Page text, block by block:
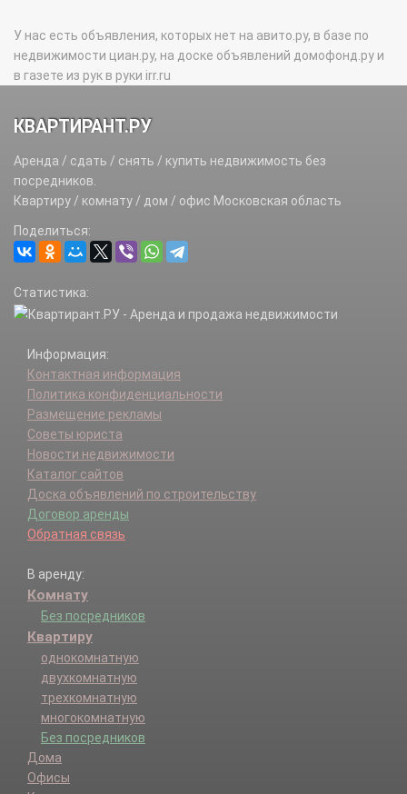
У нас есть объявления, которых нет на авито.ру, в базе по
недвижимости циан.ру, на доске объявлений домофонд.ру и
в газете из рук в руки irr.ru
КВАРТИРАНТ.РУ
Аренда / сдать / снять / купить недвижимость без
посредников.
Квартиру / комнату / дом / офис Московская область
Поделиться:
Статистика:
Информация:
Контактная информация
Политика конфиденциальности
Размещение рекламы
Советы юриста
Новости недвижимости
Каталог сайтов
Доска объявлений по строительству
Договор аренды
Обратная связь
В аренду:
Комнату
Без посредников
Квартиру
однокомнатную
двухкомнатную
трехкомнатную
многокомнатную
Без посредников
Дома
Офисы